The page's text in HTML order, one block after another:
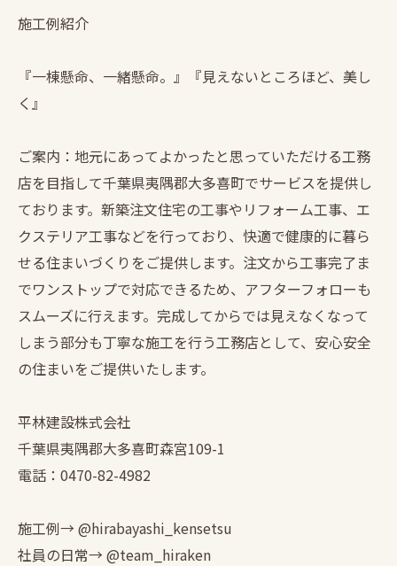
施工例紹介
『一棟懸命、一緒懸命。』『見えないところほど、美し
く』
ご案内：地元にあってよかったと思っていただける工務
店を目指して千葉県夷隅郡大多喜町でサービスを提供し
ております。新築注文住宅の工事やリフォーム工事、エ
クステリア工事などを行っており、快適で健康的に暮ら
せる住まいづくりをご提供します。注文から工事完了ま
でワンストップで対応できるため、アフターフォローも
スムーズに行えます。完成してからでは見えなくなって
しまう部分も丁寧な施工を行う工務店として、安心安全
の住まいをご提供いたします。
平林建設株式会社
千葉県夷隅郡大多喜町森宮109-1
電話：0470-82-4982
施工例→ @hirabayashi_kensetsu
社員の日常→ @team_hiraken